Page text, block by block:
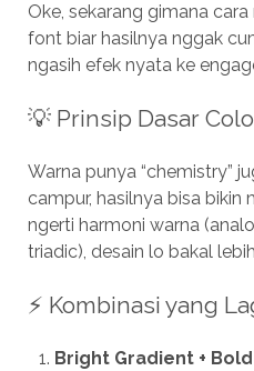
Oke, sekarang gimana
font biar hasilnya nggak
ngasih efek nyata ke
💡 Prinsip Dasar
Warna punya “chemistry”
campur, hasilnya bisa bikin
ngerti harmoni warna
triadic), desain lo bakal
⚡ Kombinasi yang
Bright Gradient +